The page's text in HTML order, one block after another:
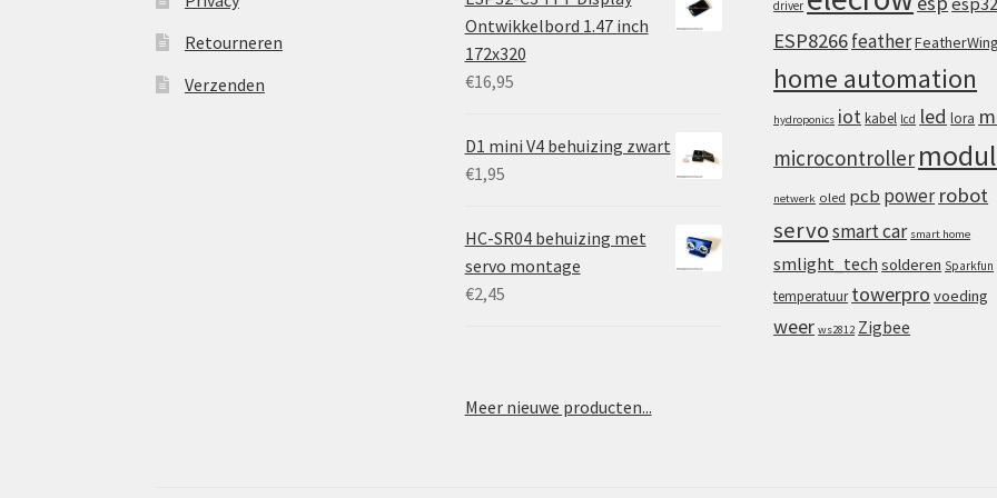
Retourneren
Verzenden
Ontwikkelbord 1.47 inch
172x320
€16,95
D1 mini V4 behuizing zwart
€1,95
HC-SR04 behuizing met
servo montage
€2,45
Meer nieuwe producten...
driver
ESP8266featherFeatherWing
home automation
hydroponics iotkabel lcd led lora
microcontroller
netwerk oled pcb power robot
servosmart car smart home
smlight_tech solderen Sparkfun
temperatuur towerpro voeding
weer ws2812 Zigbee